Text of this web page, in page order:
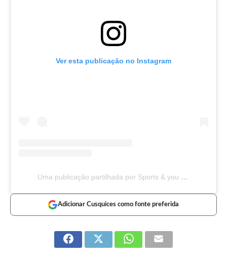
Ver esta publicação no Instagram
Uma publicação partilhada por Sports & you (@sportsandyou_official)
Adicionar Cusquices como fonte preferida